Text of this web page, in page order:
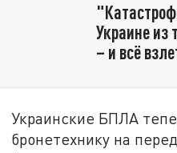
Украине из
– и всё
Украинские БПЛА
бронетехнику на